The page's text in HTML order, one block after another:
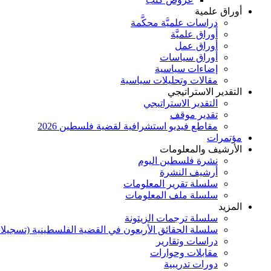
أوراق علمية
دراسات علميَّة محكَّمة
أوراق علميَّة
أوراق عمل
أوراق سياسات
إضاءات سياسية
مقالات وتحليلات سياسية
التقدير الاستراتيجي
التقدير الاستراتيجي
تقدير موقف
مقاطع فيديو استشرافية لقضية فلسطين 2026
مؤتمرات
الأرشيف والمعلومات
نشرة فلسطين اليوم
أرشيف النشرة
سلسلة تقرير المعلومات
سلسلة ملف المعلومات
المزيد
سلسلة ترجمات الزيتونة
سلسلة الحقائق الأربعون في القضية الفلسطينية
دراسات وتقارير
مقابلات وحوارات
دورات تدريبية